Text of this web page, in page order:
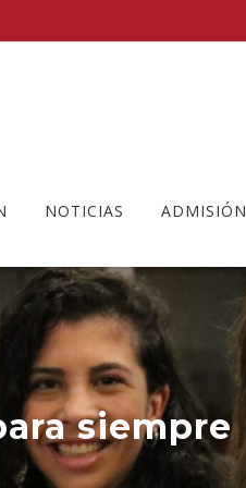
NOTICIAS ADMISIÓN
siempre